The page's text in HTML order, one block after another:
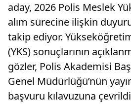
aday, 2026 Polis Meslek
alım sürecine ilişkin
takip ediyor.
(YKS) sonuçlarının
gözler, Polis Akademisi
Genel Müdürlüğü’nün
başvuru kılavuzuna